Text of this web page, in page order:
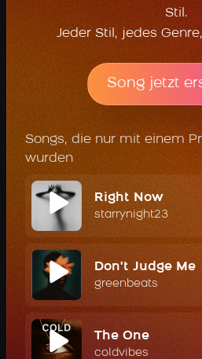
Stil.
Jeder Stil, jedes
Song jetzt
Songs, die nur mit einem
wurden
Right Now
starrynight23
Don't Judge Me
greenbeats
The One
coldvibes